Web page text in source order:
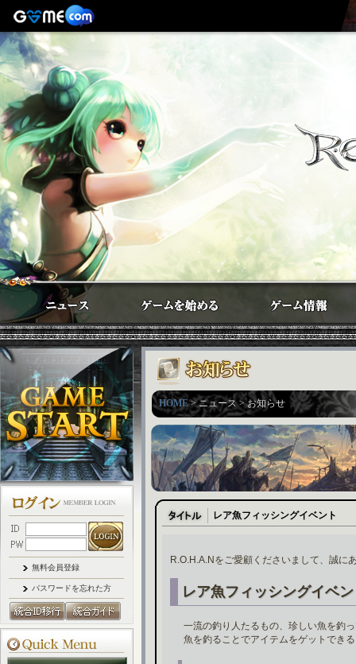
無料会員登録
パスワードを忘れた方
HOME> ニュース > お知らせ
レア魚フィッシングイベント
R.O.H.A.Nをご愛顧くださいまして、誠に
レア魚フィッシングイベ
一流の釣り人たるもの、珍しい魚を釣
魚を釣ることでアイテムをゲットでき